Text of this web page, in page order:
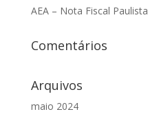
AEA – Nota Fiscal Paulista
Comentários
Arquivos
maio 2024